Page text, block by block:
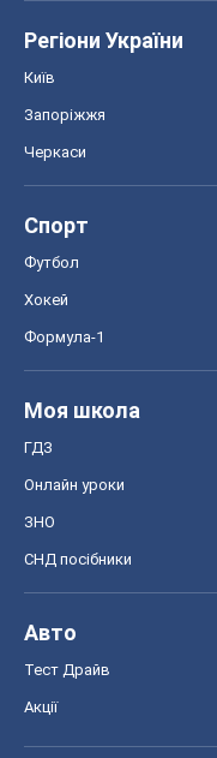
Регіони України
Київ
Запоріжжя
Черкаси
Спорт
Футбол
Хокей
Формула-1
Моя школа
ГДЗ
Онлайн уроки
ЗНО
СНД посібники
Авто
Тест Драйв
Акції